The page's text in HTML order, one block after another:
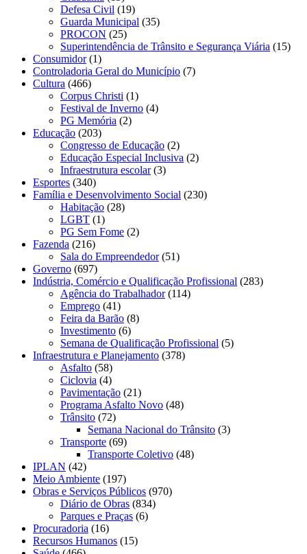
Defesa Civil (19)
Guarda Municipal (35)
PROCON (25)
Superintendência de Trânsito e Segurança Viária (15)
Consumidor(1)
Controladoria Geral do Município (7)
Cultura (466)
Corpus Christi (1)
Festival de Inverno (4)
PG Memória (2)
Educação (203)
Congresso de Educação (2)
Educação Especial Inclusiva (2)
Infraestrutura escolar(3)
Esportes (340)
Família e Desenvolvimento Social (230)
Habitação (28)
LGBT (1)
PG Sem Fome (2)
Fazenda (216)
Sala do Empreendedor(51)
Governo (697)
Indústria, Comércio e Qualificação Profissional (283)
Agência do Trabalhador(114)
Emprego (41)
Feira da Barão (8)
Investimento (6)
Semana de Qualificação Profissional (5)
Infraestrutura e Planejamento (378)
Asfalto (58)
Ciclovia (4)
Pavimentação (21)
Programa Asfalto Novo (48)
Trânsito (72)
Semana Nacional do Trânsito (3)
Transporte (69)
Transporte Coletivo (48)
IPLAN (42)
Meio Ambiente (197)
Obras e Serviços Públicos (970)
Diário de Obras (834)
Parques e Praças (6)
Procuradoria (16)
Recursos Humanos (15)